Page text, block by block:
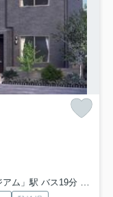
分 「四軒屋」 停歩3分